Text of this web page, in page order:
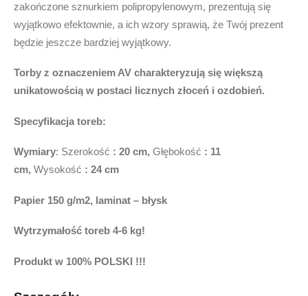
zakończone sznurkiem polipropylenowym, prezentują się
wyjątkowo efektownie, a ich wzory sprawią, że Twój prezent
będzie jeszcze bardziej wyjątkowy.
Torby z oznaczeniem AV charakteryzują się większą
unikatowością w postaci licznych złoceń i ozdobień.
Specyfikacja toreb:
Wymiary: Szerokość : 20 cm, Głębokość : 11
cm, Wysokość : 24 cm
Papier 150 g/m2, laminat – błysk
Wytrzymałość toreb 4-6 kg!
Produkt w 100% POLSKI !!!